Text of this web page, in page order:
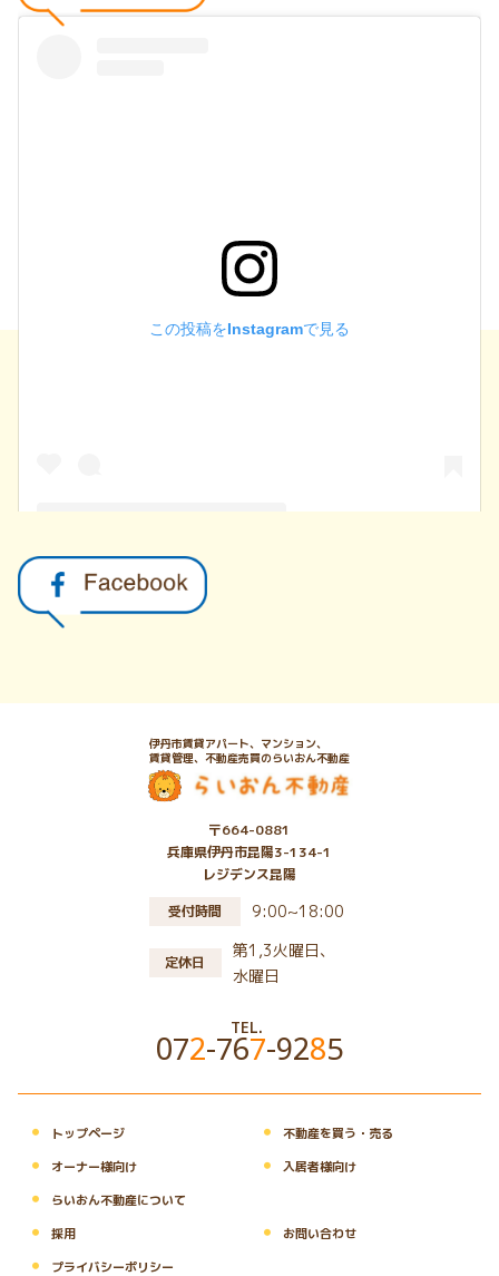
この投稿をInstagramで見る
らいおん不動産(@lionfudousan)がシェアした投稿
伊丹市賃貸アパート、マンション、
賃貸管理、不動産売買のらいおん不動産
〒664-0881
兵庫県伊丹市昆陽3-134-1
レジデンス昆陽
受付時間
9:00~18:00
定休日
第1,3火曜日、
水曜日
TEL.
072-767-9285
・ トップページ ・ 不動産を買う・売る
・ オーナー様向け ・ 入居者様向け
・ らいおん不動産について
・ 採用 ・ お問い合わせ
・ プライバシーポリシー